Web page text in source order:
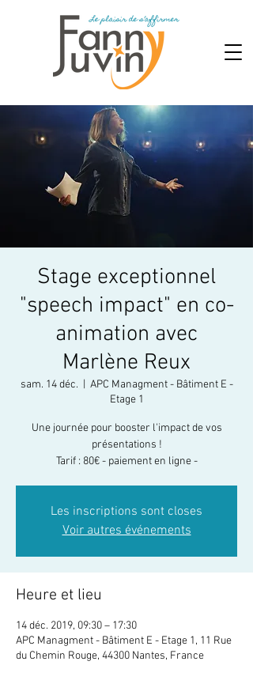
Stage exceptionnel
"speech impact" en co-
animation avec
Marlène Reux
sam. 14 déc.
APC Managment - Bâtiment E -
Etage 1
Une journée pour booster l'impact de vos
présentations !
Tarif : 80€ - paiement en ligne -
Les inscriptions sont closes
Voir autres événements
Heure et lieu
14 déc. 2019, 09:30 – 17:30
APC Managment - Bâtiment E - Etage 1, 11 Rue
du Chemin Rouge, 44300 Nantes, France